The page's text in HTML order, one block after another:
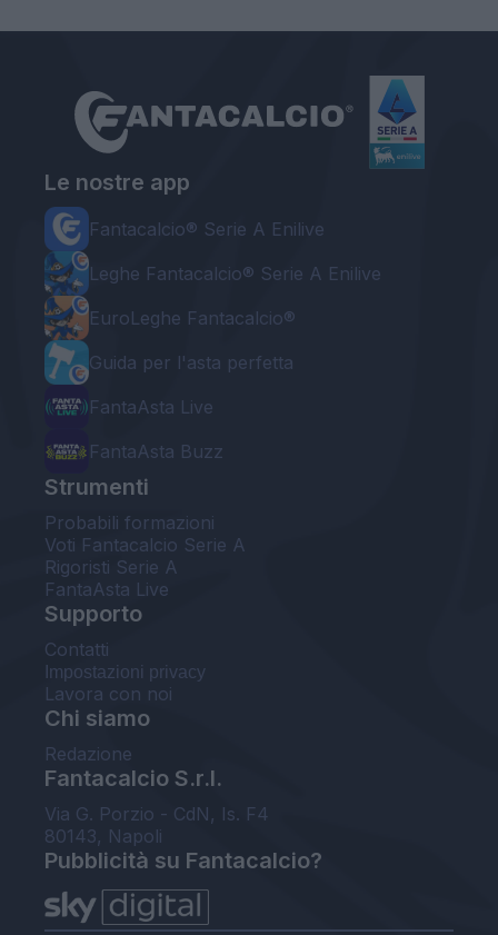
Le nostre app
Fantacalcio® Serie A Enilive
Leghe Fantacalcio® Serie A Enilive
EuroLeghe Fantacalcio®
Guida per l'asta perfetta
FantaAsta Live
FantaAsta Buzz
Strumenti
Probabili formazioni
Voti Fantacalcio Serie A
Rigoristi Serie A
FantaAsta Live
Supporto
Contatti
Impostazioni privacy
Lavora con noi
Chi siamo
Redazione
Fantacalcio S.r.l.
Via G. Porzio - CdN, Is. F4
80143, Napoli
Pubblicità su Fantacalcio?